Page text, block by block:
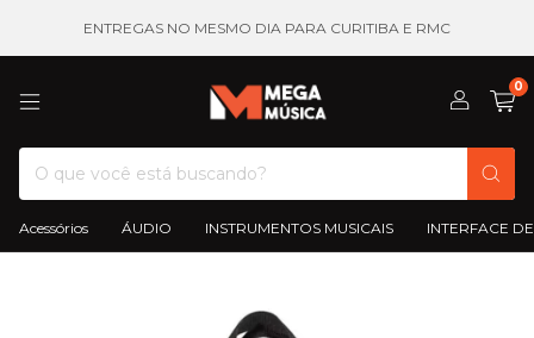
ENTREGAS NO MESMO DIA PARA CURITIBA E RMC
0
Acessórios ÁUDIO INSTRUMENTOS MUSICAIS INTERFACE